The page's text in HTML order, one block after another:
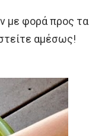
με φορά προς τα
αμέσως!